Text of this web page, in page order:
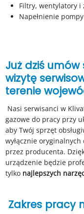
Filtry, wentylatory i
Napełnienie
Już dziś
wizytę
terenie
Nasi serwisanci w
gazowe do pracy przy
aby Twój sprzęt
wyłącznie
przez producenta.
urządzenie będzie
tylko najlepszych
Zakres pracy